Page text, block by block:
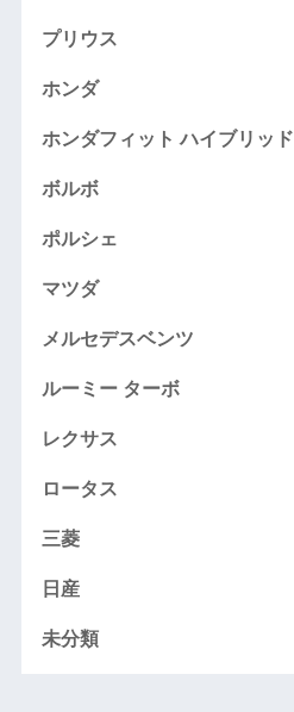
プリウス
ホンダ
ホンダフィット ハイブリッド
ボルボ
ポルシェ
マツダ
メルセデスベンツ
ルーミー ターボ
レクサス
ロータス
三菱
日産
未分類